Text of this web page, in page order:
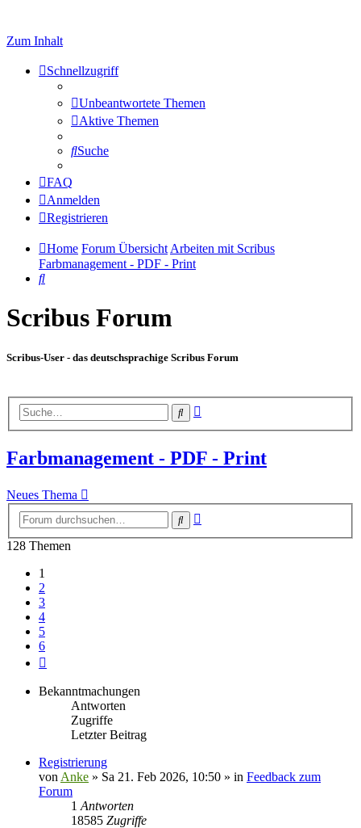
Zum Inhalt
Schnellzugriff
Unbeantwortete Themen
Aktive Themen
Suche
FAQ
Anmelden
Registrieren
Home Forum Übersicht Arbeiten mit Scribus
Farbmanagement - PDF - Print
Suche
Scribus Forum
Scribus-User - das deutschsprachige Scribus Forum
Suche
Farbmanagement - PDF - Print
Neues Thema
Suche
128 Themen
1
2
3
4
5
6
Bekanntmachungen
Antworten
Zugriffe
Letzter Beitrag
Registrierung
von Anke » Sa 21. Feb 2026, 10:50 » in Feedback zum
Forum
1 Antworten
18585 Zugriffe